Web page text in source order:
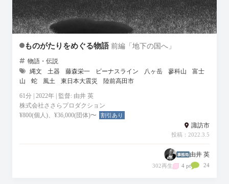
ものがたりをめぐる物語 前編「地下の国へ」
物語・伝説
縄文
土器 藤森栄一 ビーナスライン 八ヶ岳 蓼科山
富士
山
蛇 風土 東日本大震災 陸前高田市
61分 | 2022年 | 監督: 由井 英
株式会社ささらプロダクション
¥800(個人)、¥36,000(団体)〜
割引あり
諏訪市
投稿：2022.3.5
由井 英
302再生 4 pt 24